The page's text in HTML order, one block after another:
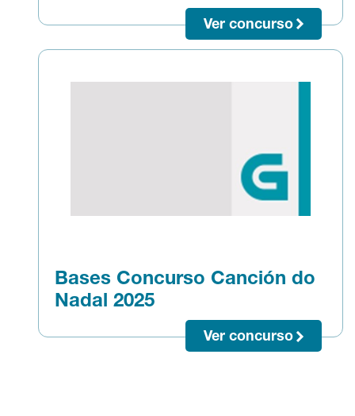
Ver concurso
Bases Concurso Canción do
Nadal 2025
Ver concurso